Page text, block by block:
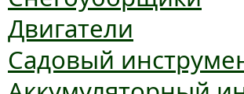
Двигатели
Садовый